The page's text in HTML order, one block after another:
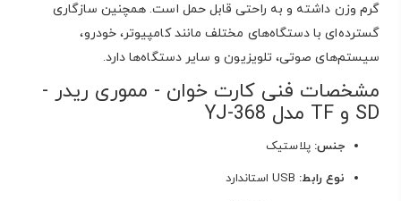
گرم وزن داشته و به راحتی قابل حمل است. همچنین سازگاری
گسترده‌ای با دستگاه‌های مختلف مانند کامپیوتر، خودرو،
سیستم‌های صوتی، تلویزیون و سایر دستگاه‌ها دارد.
مشخصات فنی کارت خوان - مموری ریدر -
SD و TF مدل YJ-368
جنس: پلاستیک
نوع رابط: